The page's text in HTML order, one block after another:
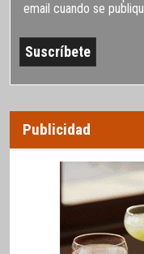
email cuando se
Publicidad